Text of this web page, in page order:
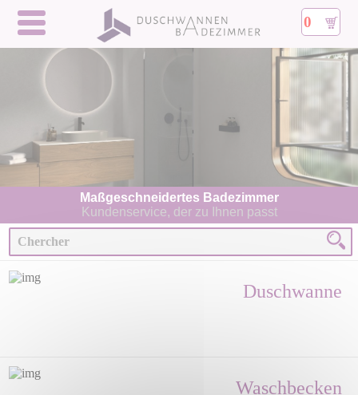
0
Maßgeschneidertes Badezimmer
Kundenservice, der zu Ihnen passt
Duschwanne
Waschbecken